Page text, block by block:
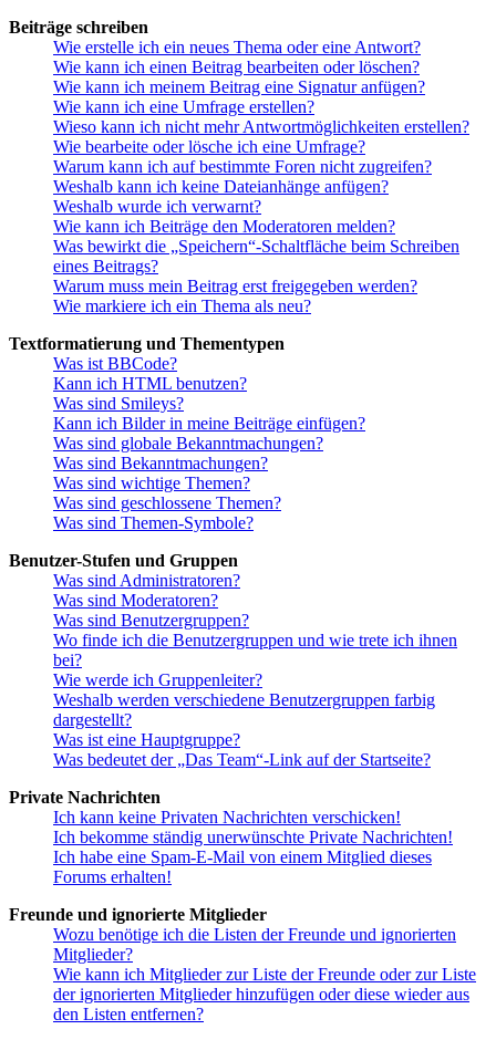
Beiträge schreiben
Wie erstelle ich ein neues Thema oder eine Antwort?
Wie kann ich einen Beitrag bearbeiten oder löschen?
Wie kann ich meinem Beitrag eine Signatur anfügen?
Wie kann ich eine Umfrage erstellen?
Wieso kann ich nicht mehr Antwortmöglichkeiten erstellen?
Wie bearbeite oder lösche ich eine Umfrage?
Warum kann ich auf bestimmte Foren nicht zugreifen?
Weshalb kann ich keine Dateianhänge anfügen?
Weshalb wurde ich verwarnt?
Wie kann ich Beiträge den Moderatoren melden?
Was bewirkt die „Speichern“-Schaltfläche beim Schreiben
eines Beitrags?
Warum muss mein Beitrag erst freigegeben werden?
Wie markiere ich ein Thema als neu?
Textformatierung und Thementypen
Was ist BBCode?
Kann ich HTML benutzen?
Was sind Smileys?
Kann ich Bilder in meine Beiträge einfügen?
Was sind globale Bekanntmachungen?
Was sind Bekanntmachungen?
Was sind wichtige Themen?
Was sind geschlossene Themen?
Was sind Themen-Symbole?
Benutzer-Stufen und Gruppen
Was sind Administratoren?
Was sind Moderatoren?
Was sind Benutzergruppen?
Wo finde ich die Benutzergruppen und wie trete ich ihnen
bei?
Wie werde ich Gruppenleiter?
Weshalb werden verschiedene Benutzergruppen farbig
dargestellt?
Was ist eine Hauptgruppe?
Was bedeutet der „Das Team“-Link auf der Startseite?
Private Nachrichten
Ich kann keine Privaten Nachrichten verschicken!
Ich bekomme ständig unerwünschte Private Nachrichten!
Ich habe eine Spam-E-Mail von einem Mitglied dieses
Forums erhalten!
Freunde und ignorierte Mitglieder
Wozu benötige ich die Listen der Freunde und ignorierten
Mitglieder?
Wie kann ich Mitglieder zur Liste der Freunde oder zur Liste
der ignorierten Mitglieder hinzufügen oder diese wieder aus
den Listen entfernen?